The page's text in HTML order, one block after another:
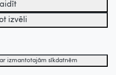
izvēli
izmantotajām sīkdatnēm